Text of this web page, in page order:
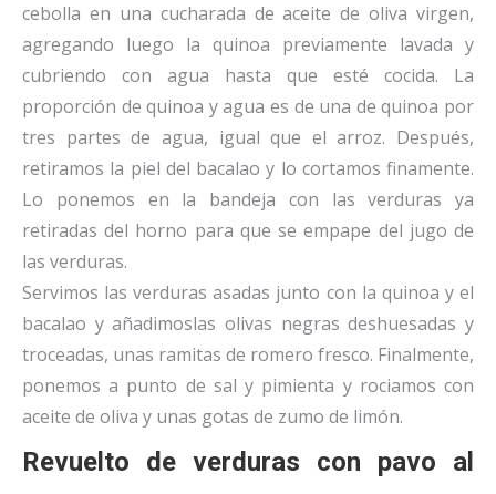
cebolla en una cucharada de aceite de oliva virgen,
agregando luego la quinoa previamente lavada y
cubriendo con agua hasta que esté cocida. La
proporción de quinoa y agua es de una de quinoa por
tres partes de agua, igual que el arroz. Después,
retiramos la piel del bacalao y lo cortamos finamente.
Lo ponemos en la bandeja con las verduras ya
retiradas del horno para que se empape del jugo de
las verduras.
Servimos las verduras asadas junto con la quinoa y el
bacalao y añadimoslas olivas negras deshuesadas y
troceadas, unas ramitas de romero fresco. Finalmente,
ponemos a punto de sal y pimienta y rociamos con
aceite de oliva y unas gotas de zumo de limón.
Revuelto de verduras con pavo al